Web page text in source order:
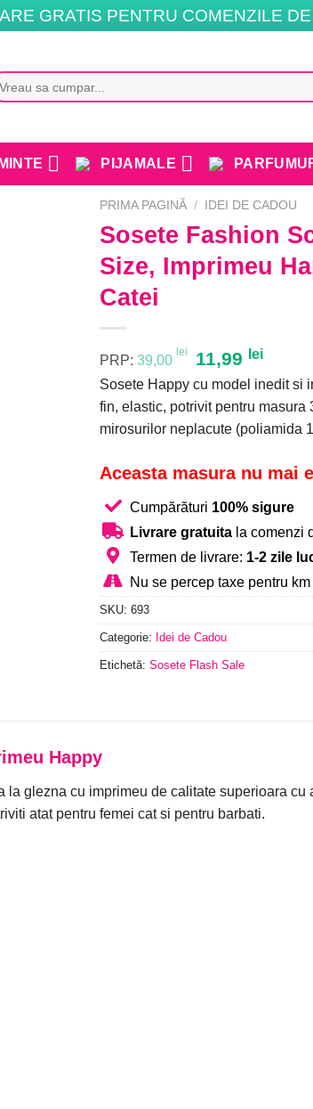
GRATIS PENTRU COMENZILE
PIJAMALE
PRIMA PAGINĂ / IDEI DE CADOU
Sosete Fashion
Size, Imprimeu
Catei
PRP: 39,00
lei
Prețul
a
fost:
11,99 leiPrețul
curent
11,99
Sosete Happy cu model inedit si
fin, elastic, potrivit pentru masura
mirosurilor neplacute (poliamida
Aceasta masura nu mai
Cumpărături 100% sigure
Livrare gratuita la comenzi
Termen de livrare: 1-2 zile
Nu se percep taxe pentru
SKU: 693
Categorie: Idei de Cadou
Etichetă: Sosete Flash Sale
Happy
la glezna cu imprimeu de calitate superioara
atat pentru femei cat si pentru barbati.